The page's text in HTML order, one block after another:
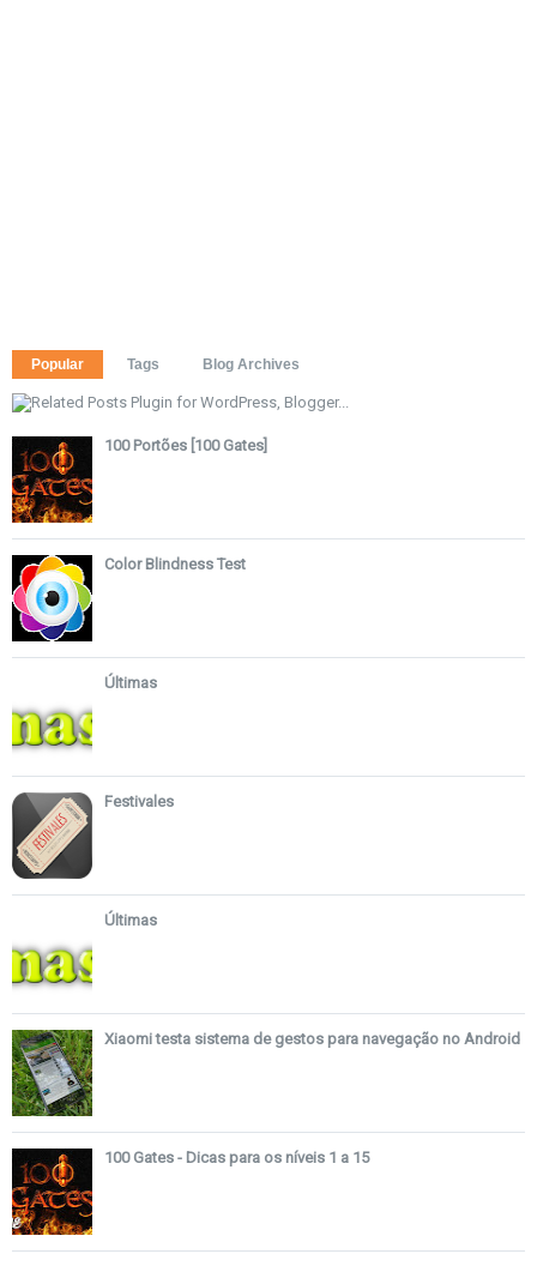
Popular Tags Blog Archives
100 Portões [100 Gates]
Color Blindness Test
Últimas
Festivales
Últimas
Xiaomi testa sistema de gestos para navegação no Android
100 Gates - Dicas para os níveis 1 a 15